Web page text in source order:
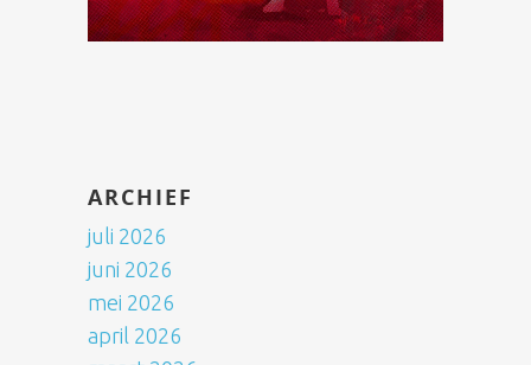
ARCHIEF
juli 2026
juni 2026
mei 2026
april 2026